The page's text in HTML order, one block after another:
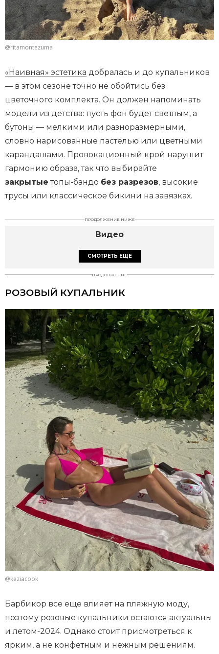
@ritamontezuma
«Наивная» эстетика добралась и до купальников
— в этом сезоне точно не обойтись без
цветочного комплекта. Он должен напоминать
модели из детства: пусть фон будет светлым, а
бутоны — мелкими или разноразмерными,
словно нарисованные пастелью или цветными
карандашами. Провокационный крой нарушит
гармонию образа, так что выбирайте
закрытые топы-бандо без разрезов, высокие
трусы или классическое бикини на завязках.
ПРОДОЛЖЕНИЕ НИЖЕ
Видео
СМОТРЕТЬ ЕЩЕ
ПРОДОЛЖЕНИЕ
РОЗОВЫЙ КУПАЛЬНИК
@keziacook
Барбикор все еще влияет на пляжную моду,
поэтому розовые купальники остаются актуальны
и летом-2024. Однако стоит присмотреться к
ярким, а не конфетным и нежным решениям.